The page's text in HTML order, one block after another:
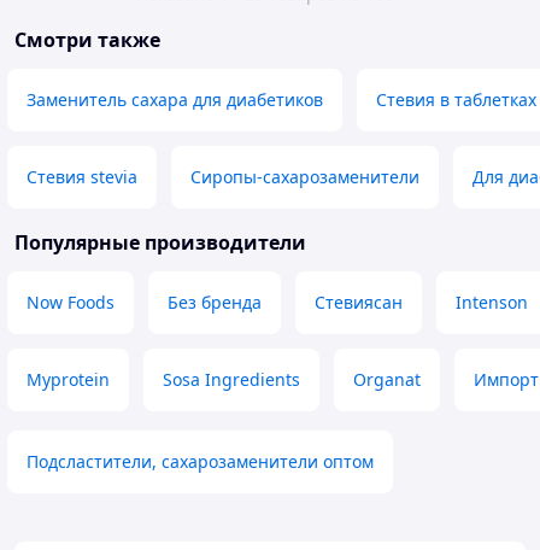
Смотри также
Заменитель сахара для диабетиков Стевия в таблетках
Стевия stevia Сиропы-сахарозаменители Для
Популярные производители
Now Foods Без бренда Стевиясан Intenson
Myprotein Sosa Ingredients Organat Импорт
Подсластители, сахарозаменители оптом